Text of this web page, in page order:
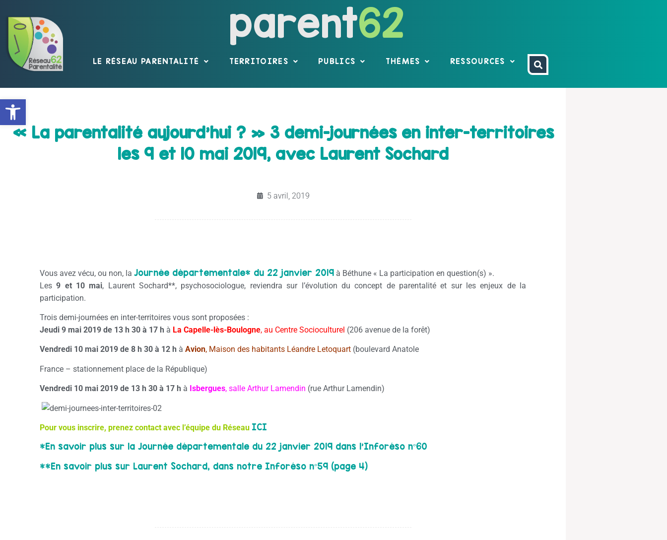
Ouvrir la barre d’outils
parent62
LE RÉSEAU PARENTALITÉ TERRITOIRES PUBLICS THÈMES RESSOURCES
« La parentalité aujourd’hui ? » 3 demi-journées en inter-territoires
les 9 et 10 mai 2019, avec Laurent Sochard
5 avril, 2019
Vous avez vécu, ou non, la Journée départementale* du 22 janvier 2019 à Béthune « La participation en question(s) ».
Les9 et 10 mai, Laurent Sochard**, psychosociologue, reviendra sur l’évolution du concept de parentalité et sur les enjeux de la
participation.
Trois demi-journées en inter-territoires vous sont proposées :
Jeudi 9 mai 2019 de 13 h 30 à 17 h à La Capelle-lès-Boulogne, au Centre Socioculturel (206 avenue de la forêt)
Vendredi 10 mai 2019 de 8 h 30 à 12 h à Avion, Maison des habitants Léandre Letoquart (boulevard Anatole
France – stationnement place de la République)
Vendredi 10 mai 2019 de 13 h 30 à 17 h à Isbergues, salle Arthur Lamendin (rue Arthur Lamendin)
Pour vous inscrire, prenez contact avec l’équipe du Réseau ICI
*En savoir plus sur la Journée départementale du 22 janvier 2019 dans l’Inforéso n°60
**En savoir plus sur Laurent Sochard, dans notre Inforéso n°59 (page 4)